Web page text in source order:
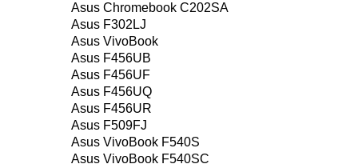
Asus Chromebook C202SA
Asus F302LJ
Asus VivoBook
Asus F456UB
Asus F456UF
Asus F456UQ
Asus F456UR
Asus F509FJ
Asus VivoBook F540S
Asus VivoBook F540SC